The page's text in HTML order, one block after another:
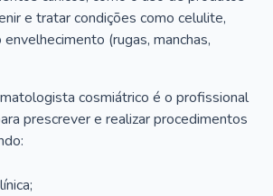
e tratar condições como celulite,
(rugas, manchas,
cosmiátrico é o profissional
prescrever e realizar procedimentos